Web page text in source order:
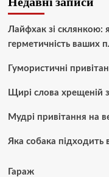
Лайфхак зі склянкою:
герметичність ваших
Гумористичні
Щирі слова хрещеній
Мудрі привітання на
Яка собака підходить
Гараж